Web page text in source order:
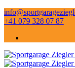
+41 079 328 07 87